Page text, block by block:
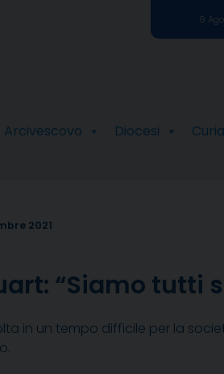
9
Arcivescovo Diocesi Curia
2021
“Siamo tutti
in un tempo difficile per la